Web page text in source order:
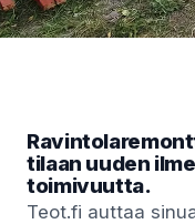
tilaan uuden
toimivuutta.
Teot.fi auttaa